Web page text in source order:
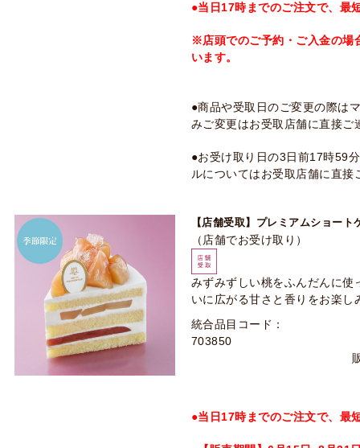
●当日17時までのご注文で、最
※店頭でのご予約・ご入金の場
います。
●商品や受取日のご変更の際は
みご変更はお受取店舗に直接ご
●お受け取り日の3日前17時59
ルについてはお受取店舗に直接
【店舗受取】プレミアムショート
（店舗でお受け取り）
みずみずしい桃をふんだんに
いに広がる甘さと香りをお楽し
統合品目コード：
703850
●当日17時までのご注文で、最